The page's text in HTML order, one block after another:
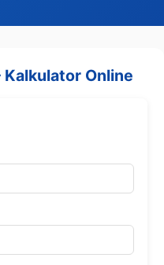
Kalkulator Online